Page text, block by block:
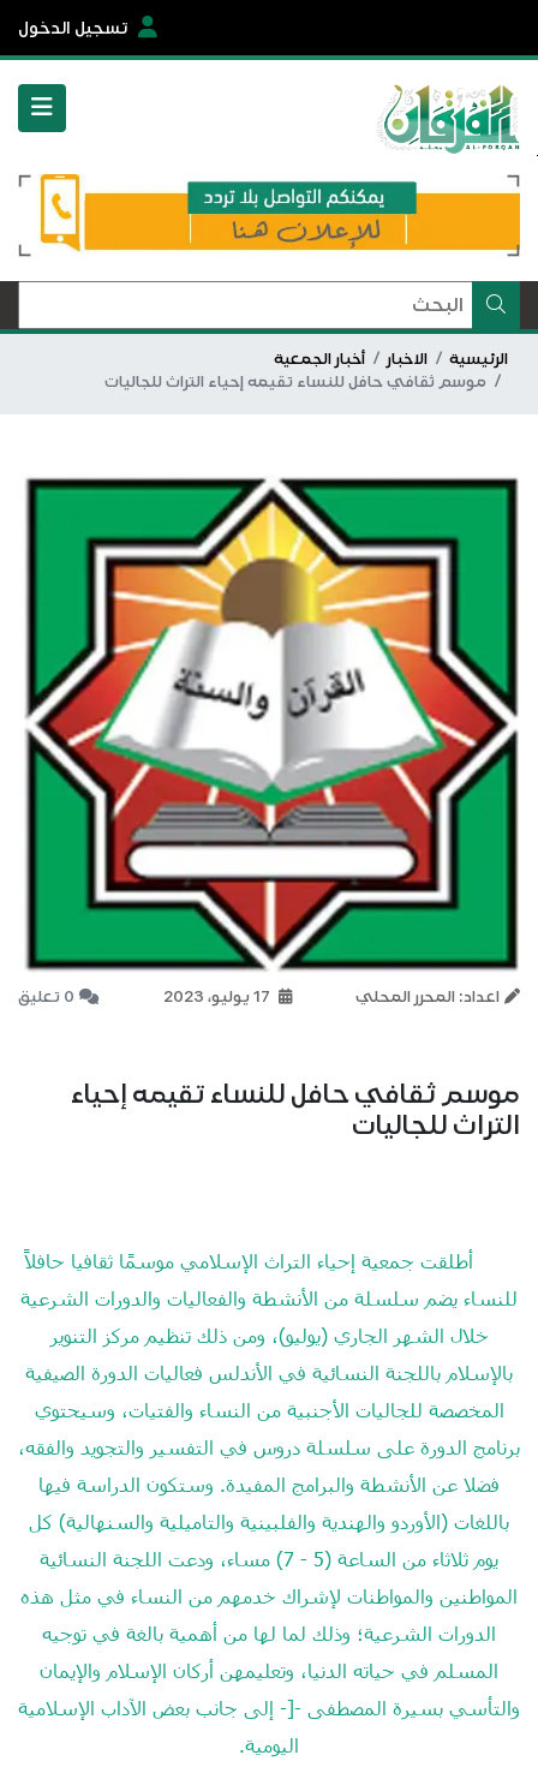
تسجيل الدخول
الرئيسية الاخبار
أخبار الجمعية
موسم ثقافي حافل للنساء تقيمه إحياء التراث للجاليات
اعداد: المحرر المحلي 0 تعليق
موسم ثقافي حافل للنساء تقيمه إحياء
التراث للجاليات
أطلقت جمعية إحياء التراث الإسلامي موسمًا ثقافيا حافلاً
للنساء يضم سلسلة من الأنشطة والفعاليات والدورات الشرعية
خلال الشهر الجاري (يوليو)، ومن ذلك تنظيم مركز التنوير
بالإسلام باللجنة النسائية في الأندلس فعاليات الدورة الصيفية
المخصصة للجاليات الأجنبية من النساء والفتيات، وسيحتوي
برنامج الدورة على سلسلة دروس في التفسير والتجويد والفقه،
فضلا عن الأنشطة والبرامج المفيدة. وستكون الدراسة فيها
باللغات (الأوردو والهندية والفلبينية والتاميلية والسنهالية) كل
يوم ثلاثاء من الساعة (5 - 7) مساء، ودعت اللجنة النسائية
المواطنين والمواطنات لإشراك خدمهم من النساء في مثل هذه
الدورات الشرعية؛ وذلك لما لها من أهمية بالغة في توجيه
المسلم في حياته الدنيا، وتعليمهن أركان الإسلام والإيمان
والتأسي بسيرة المصطفى -[- إلى جانب بعض الآداب الإسلامية
اليومية.